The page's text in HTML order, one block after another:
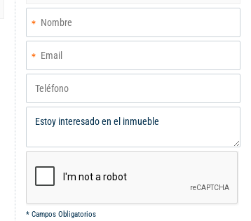
* Campos Obligatorios